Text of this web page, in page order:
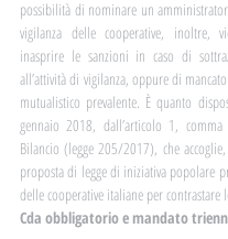
possibilità di nominare un
vigilanza delle cooperative, inoltre,
inasprire le sanzioni in caso di
all’attività di vigilanza, oppure di
mutualistico prevalente. È quanto
gennaio 2018, dall’articolo 1,
Bilancio (legge 205/2017), che
proposta di legge di iniziativa popolare
delle cooperative italiane per contrastare
Cda obbligatorio e mandato